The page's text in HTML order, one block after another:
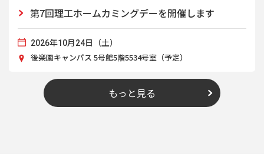
第7回理工ホームカミングデーを開催します
2026年10月24日（土）
後楽園キャンパス 5号館5階5534号室（予定）
もっと見る